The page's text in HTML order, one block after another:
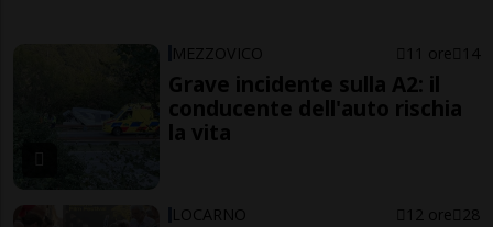
MEZZOVICO 11 ore 14
Grave incidente sulla A2: il
conducente dell'auto rischia
la vita
LOCARNO 12 ore 28